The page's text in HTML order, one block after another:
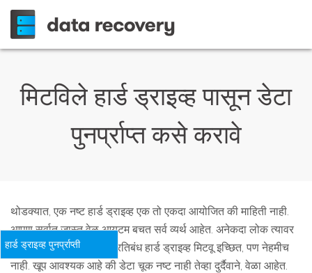
मिटविले हार्ड ड्राइव्ह पासून डेटा
पुनर्प्राप्त कसे करावे
थोडक्यात, एक नष्ट हार्ड ड्राइव्ह एक तो एकदा आयोजित की माहिती नाही.
आपण सर्वात जास्त वेळ आयटम बचत सर्व व्यर्थ आहेत. अनेकदा लोक त्यावर
काय होते ते पाहून इतरांना प्रतिबंध हार्ड ड्राइव्ह मिटवू इच्छित, पण नेहमीच
नाही. खूप आवश्यक आहे की डेटा चूक नष्ट नाही तेव्हा दुर्दैवाने, वेळा आहेत.
हार्ड ड्राइव्ह पुनर्प्राप्ती